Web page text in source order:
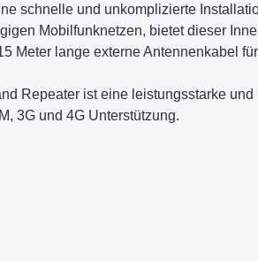
schnelle und unkomplizierte
Mobilfunknetzen, bietet dieser
Meter lange externe Antennenkabel
Repeater ist eine leistungsstarke
3G und 4G Unterstützung.